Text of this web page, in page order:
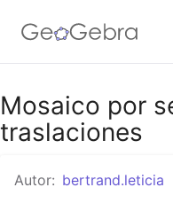
Google Classroom
Mosaico por
traslaciones
Autor: bertrand.leticia